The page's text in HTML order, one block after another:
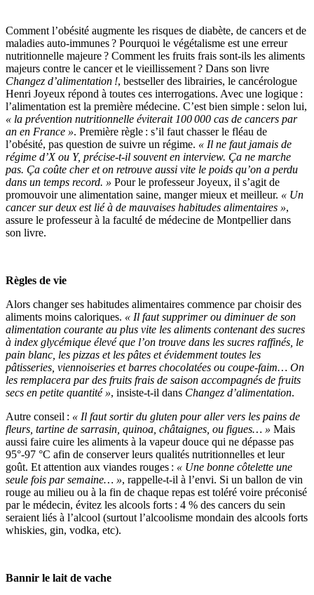
Comment l’obésité augmente les risques de diabète, de cancers et de
maladies auto-immunes ? Pourquoi le végétalisme est une erreur
nutritionnelle majeure ? Comment les fruits frais sont-ils les aliments
majeurs contre le cancer et le vieillissement ? Dans son livre
Changez d’alimentation !, bestseller des librairies, le cancérologue
Henri Joyeux répond à toutes ces interrogations. Avec une logique :
l’alimentation est la première médecine. C’est bien simple : selon lui,
« la prévention nutritionnelle éviterait 100 000 cas de cancers par
an en France ». Première règle : s’il faut chasser le fléau de
l’obésité, pas question de suivre un régime. « Il ne faut jamais de
régime d’X ou Y, précise-t-il souvent en interview. Ça ne marche
pas. Ça coûte cher et on retrouve aussi vite le poids qu’on a perdu
dans un temps record. » Pour le professeur Joyeux, il s’agit de
promouvoir une alimentation saine, manger mieux et meilleur. « Un
cancer sur deux est lié à de mauvaises habitudes alimentaires »,
assure le professeur à la faculté de médecine de Montpellier dans
son livre.
Règles de vie
Alors changer ses habitudes alimentaires commence par choisir des
aliments moins caloriques. « Il faut supprimer ou diminuer de son
alimentation courante au plus vite les aliments contenant des sucres
à index glycémique élevé que l’on trouve dans les sucres raffinés, le
pain blanc, les pizzas et les pâtes et évidemment toutes les
pâtisseries, viennoiseries et barres chocolatées ou coupe-faim… On
les remplacera par des fruits frais de saison accompagnés de fruits
secs en petite quantité », insiste-t-il dans Changez d’alimentation.
Autre conseil : « Il faut sortir du gluten pour aller vers les pains de
fleurs, tartine de sarrasin, quinoa, châtaignes, ou figues… » Mais
aussi faire cuire les aliments à la vapeur douce qui ne dépasse pas
95°-97 °C afin de conserver leurs qualités nutritionnelles et leur
goût. Et attention aux viandes rouges : « Une bonne côtelette une
seule fois par semaine… », rappelle-t-il à l’envi. Si un ballon de vin
rouge au milieu ou à la fin de chaque repas est toléré voire préconisé
par le médecin, évitez les alcools forts : 4 % des cancers du sein
seraient liés à l’alcool (surtout l’alcoolisme mondain des alcools forts
whiskies, gin, vodka, etc).
Bannir le lait de vache